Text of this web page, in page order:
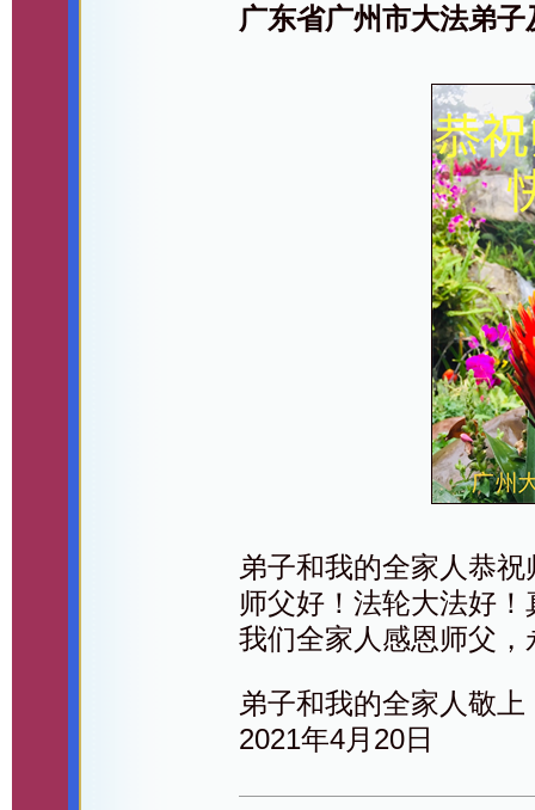
广东省广州市大法弟
弟子和我的全家人恭
师父好！法轮大法好
我们全家人感恩师父
弟子和我的全家人敬上
2021年4月20日